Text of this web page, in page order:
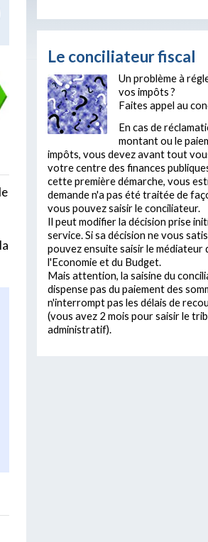
Le conciliateur fiscal
Un problème à
vos impôts ?
Faites appel au
En cas de
montant ou le
impôts, vous devez avant tout
votre centre des finances
cette première démarche, vous
demande n'a pas été traitée de
vous pouvez saisir le conciliateur.
Il peut modifier la décision prise
service. Si sa décision ne vous
pouvez ensuite saisir le médiateur
l'Economie et du Budget.
Mais attention, la saisine du
dispense pas du paiement des
n'interrompt pas les délais de
(vous avez 2 mois pour saisir le
administratif).